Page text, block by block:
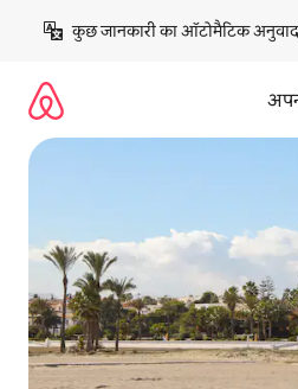
छोड़कर
कॉन्टेंट
कुछ जानकारी का ऑटोमैटिक अनुवाद